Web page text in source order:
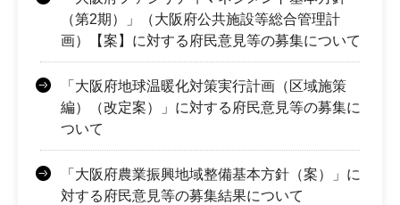
（第2期）」（大阪府公共施設等総合管理計
画）【案】に対する府民意見等の募集について
「大阪府地球温暖化対策実行計画（区域施策
編）（改定案）」に対する府民意見等の募集に
ついて
「大阪府農業振興地域整備基本方針（案）」に
対する府民意見等の募集結果について